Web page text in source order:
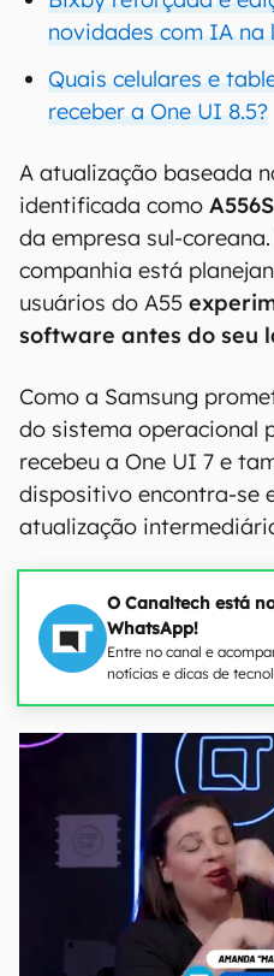
novidades com IA na
Quais celulares e
receber a One UI 8.5?
A atualização baseada
identificada como
da empresa sul-
companhia está
usuários do A55
software antes do seu
Como a Samsung
do sistema operacional
recebeu a One UI 7 e
dispositivo encontra-se
atualização
O Canaltech está
WhatsApp!
Entre no canal e
notícias e dicas de